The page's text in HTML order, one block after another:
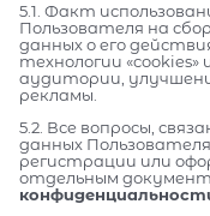
5.1. Факт
Пользователя на
данных о его
технологии «cookies»
аудитории,
рекламы.
5.2. Все вопросы,
данных
регистрации или
отдельным